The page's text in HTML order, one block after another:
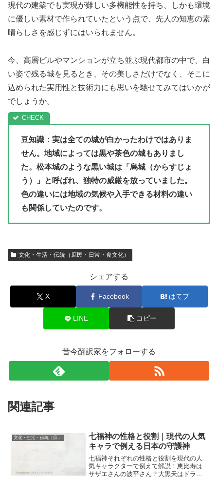
現代の建築でも実現が難しい多機能性を持ち、しかも環境
に優しい素材で作られていたという点で、先人の知恵の素
晴らしさを感じずにはいられません。
今、高層ビルやマンションが立ち並ぶ現代都市の中で、白
い姿で残る城を見るとき、その美しさだけでなく、そこに
込められた実用性と技術力にも思いを馳せてみてはいかが
でしょうか。
豆知識：実は全ての城が白かったわけではありま
せん。地域によっては黒や茶色の城もありまし
た。松本城のような黒い城は「烏城（からすじょ
う）」と呼ばれ、独特の威厳を放っていました。
色の違いには地域の気候や入手できる材料の違い
も関係していたのです。
文化・生活・伝統（庶民・日常・食文化）
シェアする
X Facebook はてブ
LINE コピー
昔今翻訳家をフォローする
関連記事
文化・生活・伝統（庶民・日常・食文化）
七福神の性格と役割｜現代の人気
キャラで例える日本の守護神
七福神それぞれの性格と役割を現代の人
気キャラクターで例えて解説！恵比寿は
サザエさんの波平さん？大黒天はドラえ